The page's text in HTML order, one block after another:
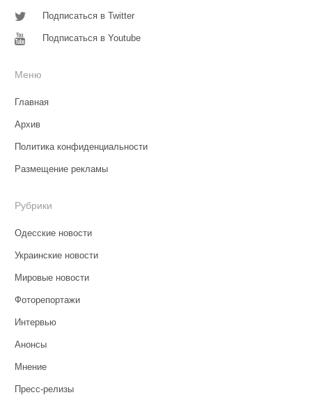
Подписаться в Twitter
Подписаться в Youtube
Меню
Главная
Архив
Политика конфиденциальности
Размещение рекламы
Рубрики
Одесские новости
Украинские новости
Мировые новости
Фоторепортажи
Интервью
Анонсы
Мнение
Пресс-релизы